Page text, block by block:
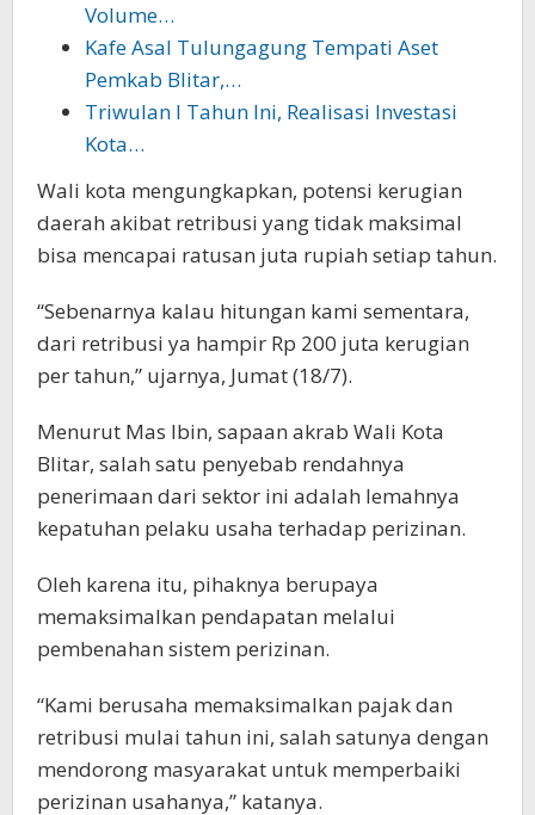
Volume…
Kafe Asal Tulungagung Tempati Aset
Pemkab Blitar,…
Triwulan I Tahun Ini, Realisasi Investasi
Kota…
Wali kota mengungkapkan, potensi kerugian
daerah akibat retribusi yang tidak maksimal
bisa mencapai ratusan juta rupiah setiap tahun.
“Sebenarnya kalau hitungan kami sementara,
dari retribusi ya hampir Rp 200 juta kerugian
per tahun,” ujarnya, Jumat (18/7).
Menurut Mas Ibin, sapaan akrab Wali Kota
Blitar, salah satu penyebab rendahnya
penerimaan dari sektor ini adalah lemahnya
kepatuhan pelaku usaha terhadap perizinan.
Oleh karena itu, pihaknya berupaya
memaksimalkan pendapatan melalui
pembenahan sistem perizinan.
“Kami berusaha memaksimalkan pajak dan
retribusi mulai tahun ini, salah satunya dengan
mendorong masyarakat untuk memperbaiki
perizinan usahanya,” katanya.